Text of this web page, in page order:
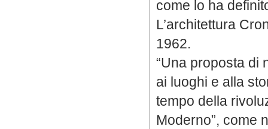
come lo ha
L’architettura
1962.
“Una proposta di
ai luoghi e alla
tempo della
Moderno”, come